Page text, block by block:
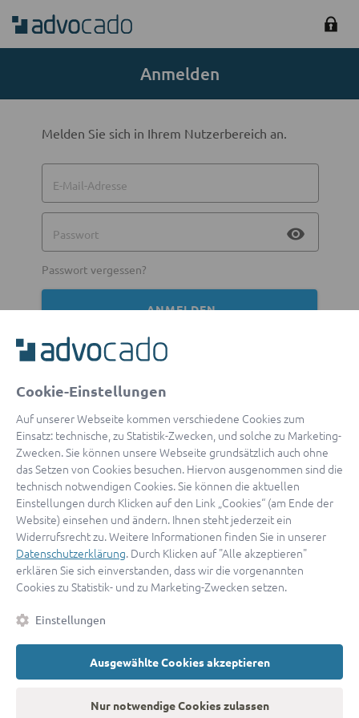
Anmelden
Melden Sie sich in Ihrem Nutzerbereich an.
E-Mail-Adresse
Passwort visibility
Passwort vergessen?
ANMELDEN
Mit Apple anmelden
Sign in with Google
By continuing, you are indicating that you accept ourTerms of
ServiceandPrivacy Policy.
Sie haben noch keinen Zugang?Hier registrieren
oder als Anwalt registrieren.
© 2026 advocado
Cookie-Einstellungen
Auf unserer Webseite kommen verschiedene Cookies zum
Einsatz: technische, zu Statistik-Zwecken, und solche zu Marketing-
Zwecken. Sie können unsere Webseite grundsätzlich auch ohne
das Setzen von Cookies besuchen. Hiervon ausgenommen sind die
technisch notwendigen Cookies. Sie können die aktuellen
Einstellungen durch Klicken auf den Link „Cookies“ (am Ende der
Website) einsehen und ändern. Ihnen steht jederzeit ein
Widerrufsrecht zu. Weitere Informationen finden Sie in unserer
Datenschutzerklärung. Durch Klicken auf "Alle akzeptieren"
erklären Sie sich einverstanden, dass wir die vorgenannten
Cookies zu Statistik- und zu Marketing-Zwecken setzen.
Einstellungen
Ausgewählte Cookies akzeptieren
Nur notwendige Cookies zulassen